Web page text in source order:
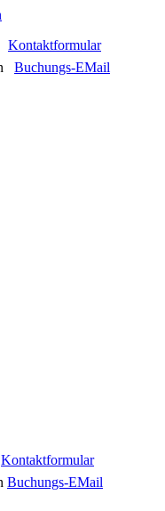
Kontaktformular
Buchungs-EMail
Kontaktformular
Buchungs-EMail